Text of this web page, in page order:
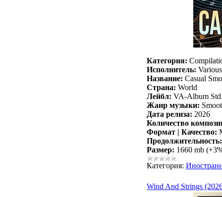
Категория:
Исполнитель:
Название: Casual
Страна: World
Лейбл: VA-Album
Жанр музыки:
Дата релиза: 2026
Количество
Формат | Качество:
Продолжительность:
Размер: 1660 mb
Категория:
Wind And Strings